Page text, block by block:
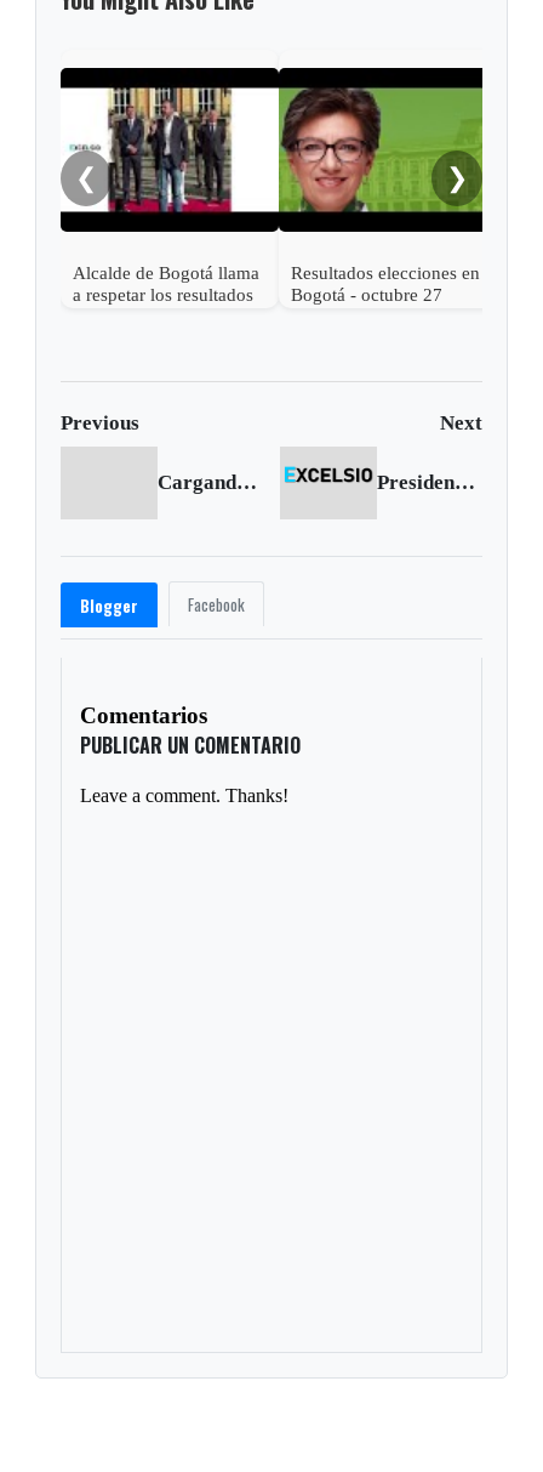
❮
Alcalde de Bogotá llama
a respetar los resultados
Resultados elecciones en
Bogotá - octubre 27
❯
Previous Next
Cargando anterior... Presidente Santos abrió licitación para la recuperación del río Bogotá
Blogger Facebook
Comentarios
PUBLICAR UN COMENTARIO
Leave a comment. Thanks!